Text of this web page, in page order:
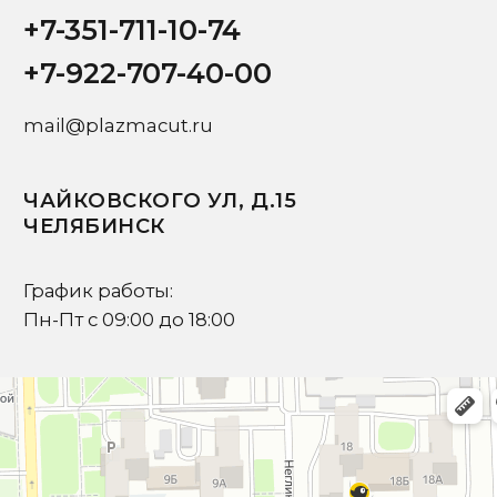
Ваш вопрос
Я подтверждаю ознакомление с
Согласие на обработку персональных данных
Отправить запрос